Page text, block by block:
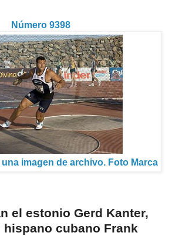
Número 9398
una imagen de archivo. Foto Marca
el estonio Gerd Kanter,
hispano cubano Frank